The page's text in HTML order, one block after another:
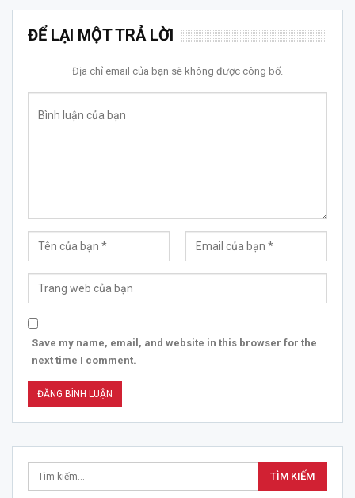
ĐỂ LẠI MỘT TRẢ LỜI
Địa chỉ email của bạn sẽ không được công bố.
Save my name, email, and website in this browser for the
next time I comment.